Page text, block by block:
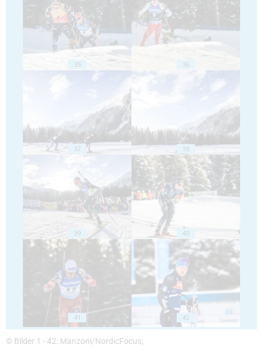
35 36
37 38
39 40
41 42
© Bilder 1 - 42: Manzoni/NordicFocus;